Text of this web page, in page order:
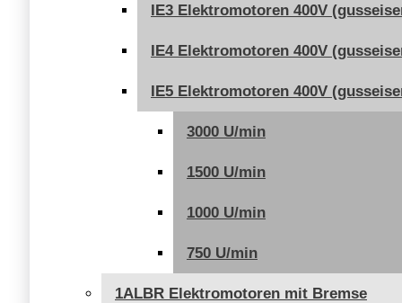
IE3 Elektromotoren 400V
IE4 Elektromotoren 400V
IE5 Elektromotoren 400V
3000 U/min
1500 U/min
1000 U/min
750 U/min
1ALBR Elektromotoren mit Bremse